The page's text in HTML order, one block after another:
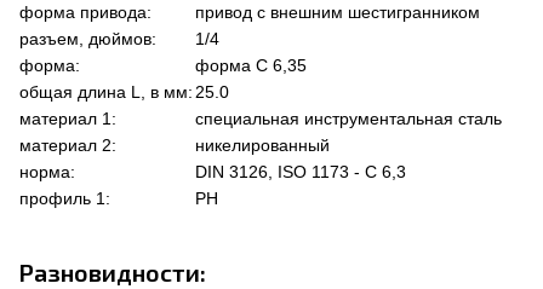
форма привода:
привод с внешним шестигранником
разъем, дюймов:
1/4
форма:
форма C 6,35
общая длина L, в мм: 25.0
материал 1:
специальная инструментальная сталь
материал 2:
никелированный
норма:
DIN 3126, ISO 1173 - C 6,3
профиль 1:
PH
Разновидности: